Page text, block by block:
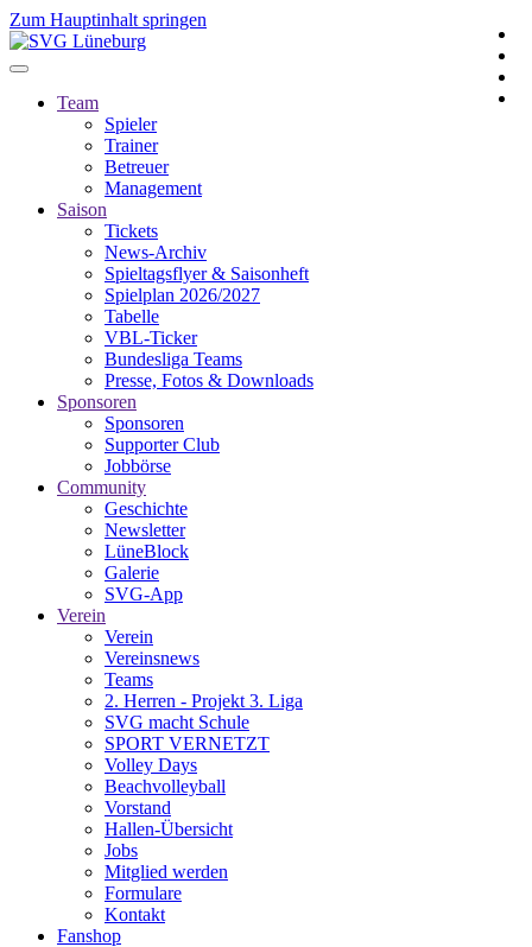
Zum Hauptinhalt springen
Team
Spieler
Trainer
Betreuer
Management
Saison
Tickets
News-Archiv
Spieltagsflyer & Saisonheft
Spielplan 2026/2027
Tabelle
VBL-Ticker
Bundesliga Teams
Presse, Fotos & Downloads
Sponsoren
Sponsoren
Supporter Club
Jobbörse
Community
Geschichte
Newsletter
LüneBlock
Galerie
SVG-App
Verein
Verein
Vereinsnews
Teams
2. Herren - Projekt 3. Liga
SVG macht Schule
SPORT VERNETZT
Volley Days
Beachvolleyball
Vorstand
Hallen-Übersicht
Jobs
Mitglied werden
Formulare
Kontakt
Fanshop